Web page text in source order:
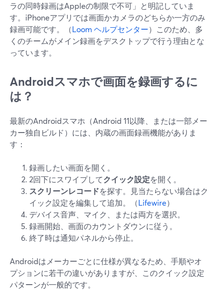
ラの同時録画はAppleの制限で不可」と明記していま
す。iPhoneアプリでは画面かカメラのどちらか一方のみ
録画可能です。（Loom ヘルプセンター）このため、多
くのチームがメイン録画をデスクトップで行う理由とな
っています。
Androidスマホで画面を録画するに
は？
最新のAndroidスマホ（Android 11以降、または一部メー
カー独自ビルド）には、内蔵の画面録画機能がありま
す：
録画したい画面を開く。
2回下にスワイプしてクイック設定を開く。
スクリーンレコードを探す。見当たらない場合はク
イック設定を編集して追加。（Lifewire）
デバイス音声、マイク、または両方を選択。
録画開始、画面のカウントダウンに従う。
終了時は通知パネルから停止。
Androidはメーカーごとに仕様が異なるため、手順やオ
プションに若干の違いがありますが、このクイック設定
パターンが一般的です。